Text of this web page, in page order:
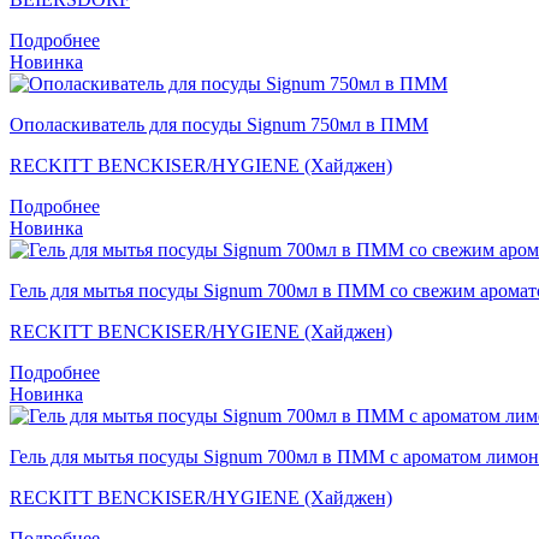
Подробнее
Новинка
Ополаскиватель для посуды Signum 750мл в ПММ
RECKITT BENCKISER/HYGIENE (Хайджен)
Подробнее
Новинка
Гель для мытья посуды Signum 700мл в ПММ со свежим
RECKITT BENCKISER/HYGIENE (Хайджен)
Подробнее
Новинка
Гель для мытья посуды Signum 700мл в ПММ с ароматом
RECKITT BENCKISER/HYGIENE (Хайджен)